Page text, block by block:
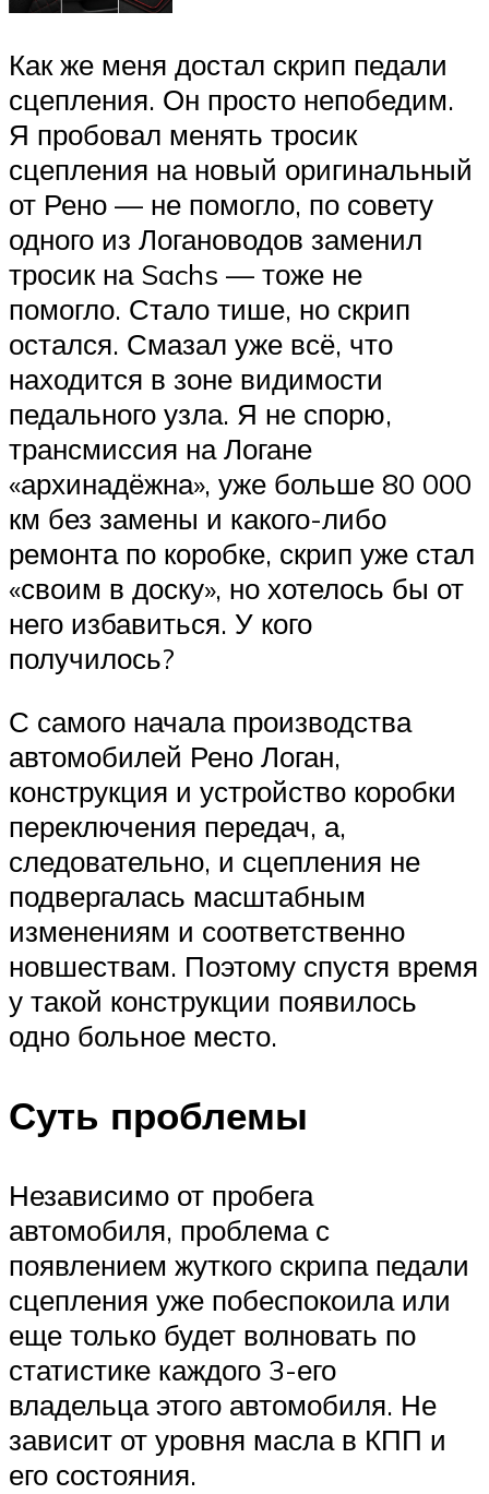
Как же меня достал скрип педали
сцепления. Он просто непобедим.
Я пробовал менять тросик
сцепления на новый оригинальный
от Рено — не помогло, по совету
одного из Логановодов заменил
тросик на Sachs — тоже не
помогло. Стало тише, но скрип
остался. Смазал уже всё, что
находится в зоне видимости
педального узла. Я не спорю,
трансмиссия на Логане
«архинадёжна», уже больше 80 000
км без замены и какого-либо
ремонта по коробке, скрип уже стал
«своим в доску», но хотелось бы от
него избавиться. У кого
получилось?
С самого начала производства
автомобилей Рено Логан,
конструкция и устройство коробки
переключения передач, а,
следовательно, и сцепления не
подвергалась масштабным
изменениям и соответственно
новшествам. Поэтому спустя время
у такой конструкции появилось
одно больное место.
Суть проблемы
Независимо от пробега
автомобиля, проблема с
появлением жуткого скрипа педали
сцепления уже побеспокоила или
еще только будет волновать по
статистике каждого 3-его
владельца этого автомобиля. Не
зависит от уровня масла в КПП и
его состояния.